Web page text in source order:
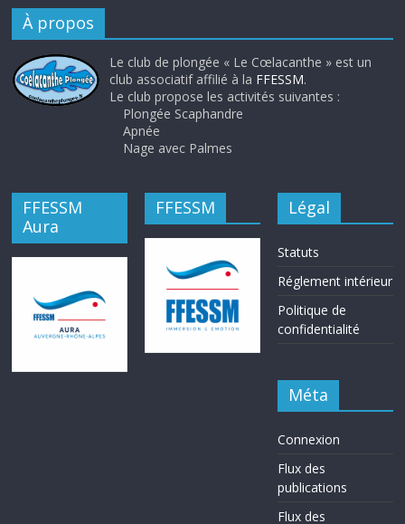
À propos
Le club de plongée « Le Cœlacanthe » est un
club associatif affilié à la FFESSM.
Le club propose les activités suivantes :
Plongée Scaphandre
Apnée
Nage avec Palmes
FFESSM
Aura
FFESSM Légal
Statuts
Réglement intérieur
Politique de
confidentialité
Méta
Connexion
Flux des
publications
Flux des